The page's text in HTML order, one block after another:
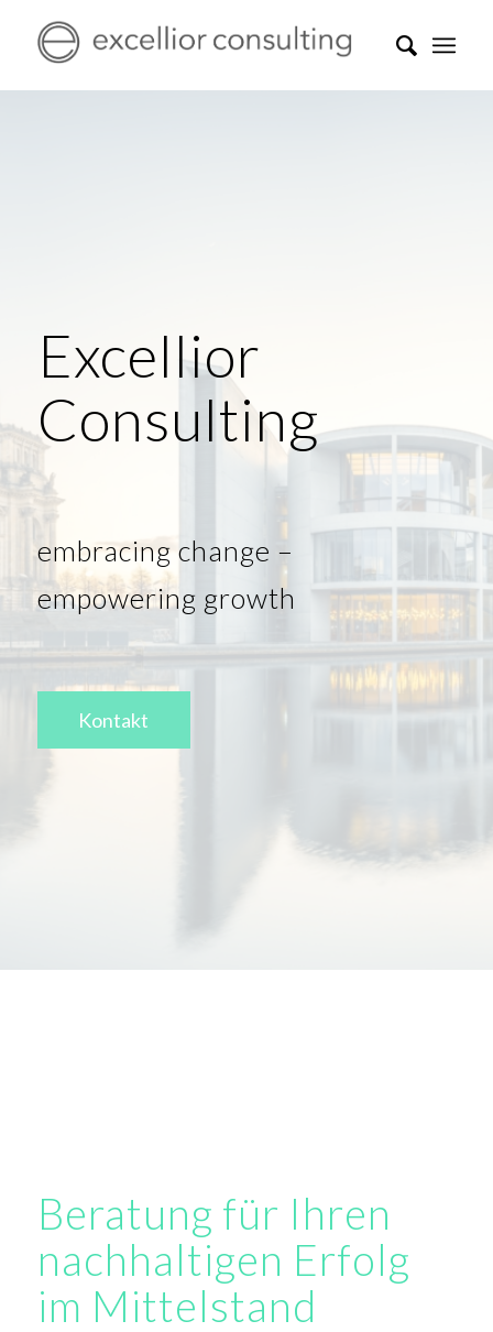
Excellior
Consulting
embracing change –
empowering growth
Kontakt
Beratung für Ihren
nachhaltigen Erfolg
im Mittelstand